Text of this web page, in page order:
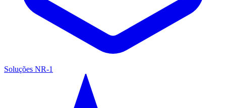
Soluções NR-1